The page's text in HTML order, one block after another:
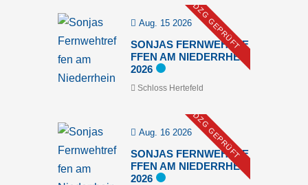
Aug. 15 2026DZG GEPRÜFT
SONJAS FERNWEHTRE
FFEN AM NIEDERRHEIN
2026
Schloss Hertefeld
Aug. 16 2026DZG GEPRÜFT
SONJAS FERNWEHTRE
FFEN AM NIEDERRHEIN
2026